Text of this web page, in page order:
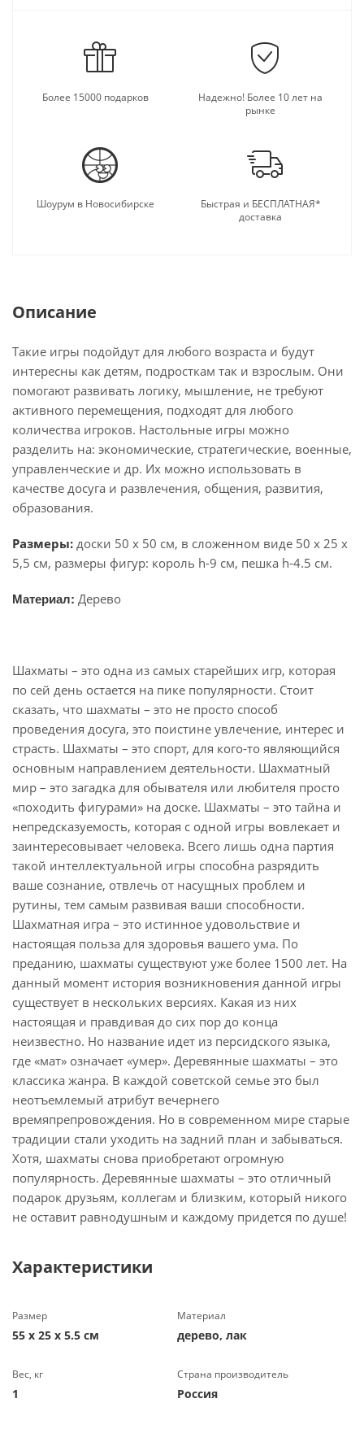
Более 15000 подарков
Надежно! Более 10 лет на
рынке
Шоурум в Новосибирске
Быстрая и БЕСПЛАТНАЯ*
доставка
Описание
Такие игры подойдут для любого возраста и будут
интересны как детям, подросткам так и взрослым. Они
помогают развивать логику, мышление, не требуют
активного перемещения, подходят для любого
количества игроков. Настольные игры можно
разделить на: экономические, стратегические, военные,
управленческие и др. Их можно использовать в
качестве досуга и развлечения, общения, развития,
образования.
Размеры: доски 50 х 50 см, в сложенном виде 50 х 25 х
5,5 см, размеры фигур: король h-9 см, пешка h-4.5 см.
Материал: Дерево
Шахматы – это одна из самых старейших игр, которая
по сей день остается на пике популярности. Стоит
сказать, что шахматы – это не просто способ
проведения досуга, это поистине увлечение, интерес и
страсть. Шахматы – это спорт, для кого-то являющийся
основным направлением деятельности. Шахматный
мир – это загадка для обывателя или любителя просто
«походить фигурами» на доске. Шахматы – это тайна и
непредсказуемость, которая с одной игры вовлекает и
заинтересовывает человека. Всего лишь одна партия
такой интеллектуальной игры способна разрядить
ваше сознание, отвлечь от насущных проблем и
рутины, тем самым развивая ваши способности.
Шахматная игра – это истинное удовольствие и
настоящая польза для здоровья вашего ума. По
преданию, шахматы существуют уже более 1500 лет. На
данный момент история возникновения данной игры
существует в нескольких версиях. Какая из них
настоящая и правдивая до сих пор до конца
неизвестно. Но название идет из персидского языка,
где «мат» означает «умер». Деревянные шахматы – это
классика жанра. В каждой советской семье это был
неотъемлемый атрибут вечернего
времяпрепровождения. Но в современном мире старые
традиции стали уходить на задний план и забываться.
Хотя, шахматы снова приобретают огромную
популярность. Деревянные шахматы – это отличный
подарок друзьям, коллегам и близким, который никого
не оставит равнодушным и каждому придется по душе!
Характеристики
Размер
55 х 25 х 5.5 см
Материал
дерево, лак
Вес, кг
1
Страна производитель
Россия